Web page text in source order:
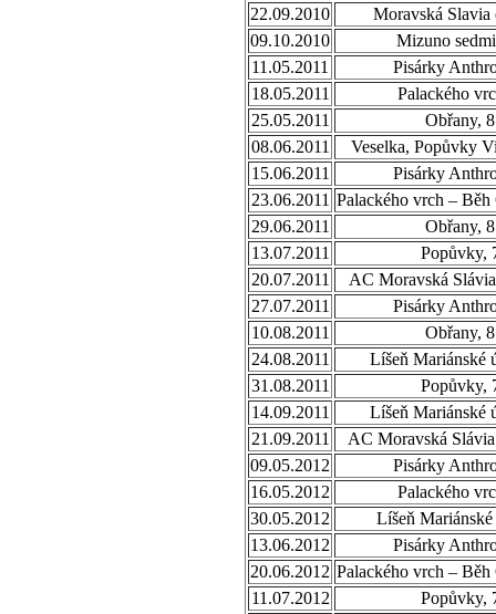
22.09.2010
Moravská Slavia
09.10.2010
Mizuno
11.05.2011
Pisárky
18.05.2011
Palackého
25.05.2011
Obřany,
08.06.2011
Veselka, Popůvky
15.06.2011
Pisárky
23.06.2011 Palackého vrch –
29.06.2011
Obřany,
13.07.2011
Popůvky,
20.07.2011
AC Moravská
27.07.2011
Pisárky
10.08.2011
Obřany,
24.08.2011
Líšeň Mariánské
31.08.2011
Popůvky,
14.09.2011
Líšeň Mariánské
21.09.2011
AC Moravská
09.05.2012
Pisárky
16.05.2012
Palackého
30.05.2012
Líšeň
13.06.2012
Pisárky
20.06.2012 Palackého vrch –
11.07.2012
Popůvky,